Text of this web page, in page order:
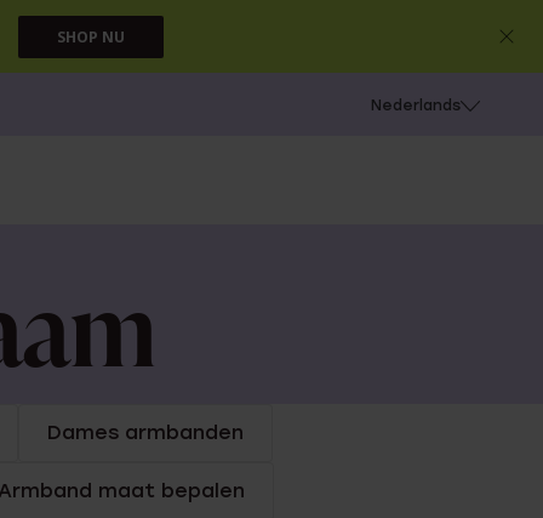
SHOP NU
Nederlands
Dames armbanden
maat bepalen